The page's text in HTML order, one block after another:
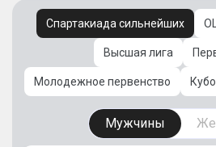
Спартакиада сильнейших
Высшая лига
Молодежное первенство
Мужчины